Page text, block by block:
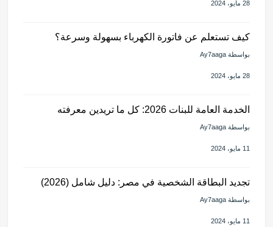
28 مايو، 2024
كيف تستعلم عن فاتورة الكهرباء بسهولة وسرعة؟
بواسطة Ay7aaga
28 مايو، 2024
الخدمة العامة للبنات 2026: كل ما تريدين معرفته
بواسطة Ay7aaga
11 مايو، 2024
تجديد البطاقة الشخصية في مصر: دليل شامل (2026)
بواسطة Ay7aaga
11 مايو، 2024